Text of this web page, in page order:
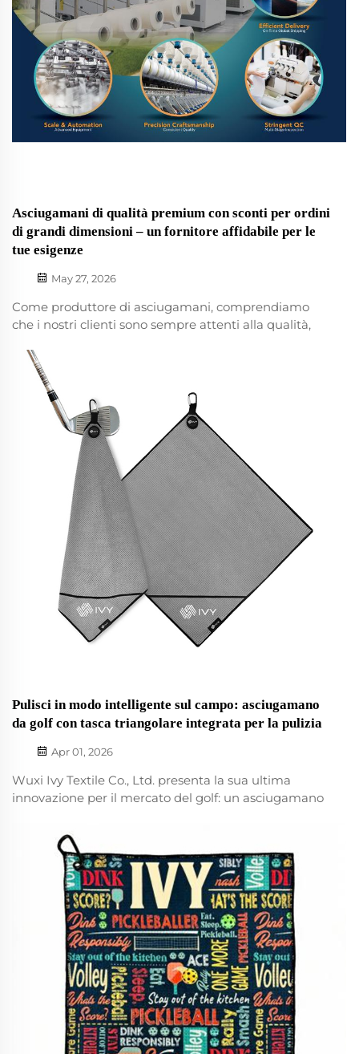
Asciugamani di qualità premium con sconti per ordini
di grandi dimensioni – un fornitore affidabile per le
tue esigenze
May 27, 2026
Come produttore di asciugamani, comprendiamo
che i nostri clienti sono sempre attenti alla qualità,
acquistano in grandi quantità. Pertanto, vorremmo
condividere con voi alcune novità che potrebbero
interessare la vostra azienda...
Pulisci in modo intelligente sul campo: asciugamano
da golf con tasca triangolare integrata per la pulizia
Apr 01, 2026
Wuxi Ivy Textile Co., Ltd. presenta la sua ultima
innovazione per il mercato del golf: un asciugamano
progettata per la pulizia agevole di mazze e palline.
Questo accorgimento pensato eleva lo standard
dell’asciugamano da golf a...